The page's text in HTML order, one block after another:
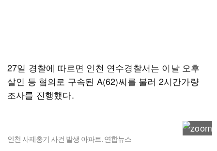
27일 경찰에 따르면 인천 연수경찰서는 이날 오후
살인 등 혐의로 구속된 A(62)씨를 불러 2시간가량
조사를 진행했다.
인천 사제총기 사건 발생 아파트. 연합뉴스